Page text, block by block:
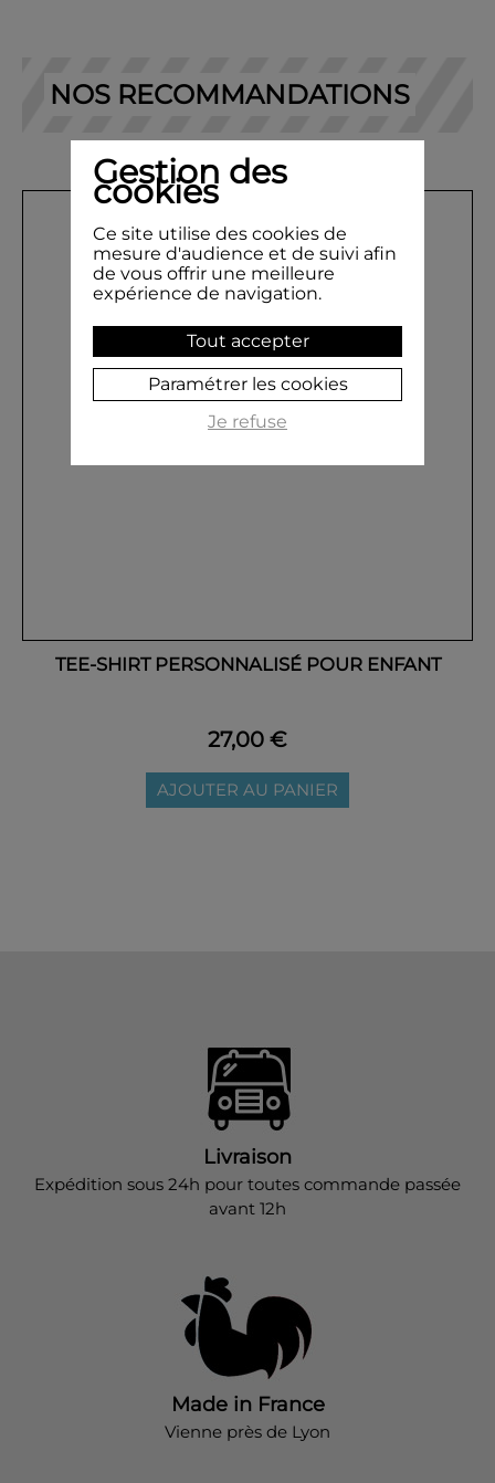
NOS RECOMMANDATIONS
TEE-SHIRT PERSONNALISÉ POUR ENFANT
27,00 €
AJOUTER AU PANIER
Livraison
Expédition sous 24h pour toutes commande passée
avant 12h
Made in France
Vienne près de Lyon
Gestion des
cookies
Ce site utilise des cookies de
mesure d'audience et de suivi afin
de vous offrir une meilleure
expérience de navigation.
Tout accepter
Paramétrer les cookies
Je refuse